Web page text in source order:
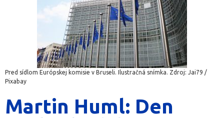
Pred sídlom Európskej komisie v Bruseli. Ilustračná snímka. Zdroj: Jai79 /
Pixabay
Martin Huml: Den